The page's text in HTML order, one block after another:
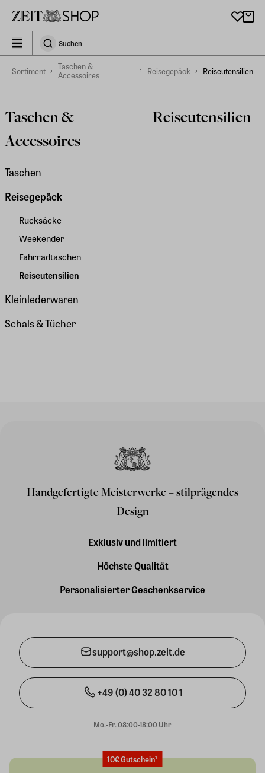
zeit_storefront.components.search.collapsed
SuchenSuchen
Sortiment Taschen &
Accessoires Reisegepäck Reiseutensilien
Taschen &
Accessoires
Taschen
Reisegepäck
Rucksäcke
Weekender
Fahrradtaschen
Reiseutensilien
Kleinlederwaren
Schals & Tücher
Reiseutensilien
Handgefertigte Meisterwerke – stilprägendes
Design
Exklusiv und limitiert
Höchste Qualität
Personalisierter Geschenkservice
support@shop.zeit.de
+49 (0) 40 32 80 10 1
Mo.-Fr. 08:00-18:00 Uhr
10€ Gutschein¹